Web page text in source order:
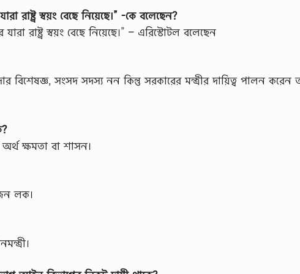
স্বয়ং বেছে নিয়েছে।” -কে বলেছেন?
রাষ্ট্র স্বয়ং বেছে নিয়েছে।” – এরিস্টোটল বলেছেন
বিশেষজ্ঞ, সংসদ সদস্য নন কিন্তু সরকারের মন্ত্রীর দায়িত্ব পালন করেন
ক্ষমতা বা শাসন।
লক।